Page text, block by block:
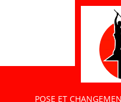
POSE ET